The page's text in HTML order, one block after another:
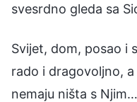
svesrdno gleda sa
Svijet, dom, posao i
rado i dragovoljno,
nemaju ništa s